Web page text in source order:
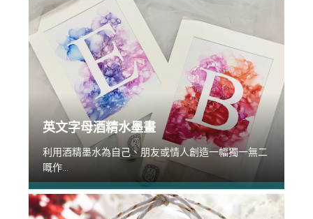
英文字母酒精水墨畫
利用酒精墨水為自己、朋友或情人創造一幅獨一無二
嘅作...